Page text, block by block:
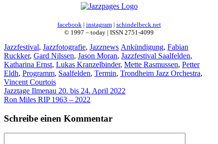
facebook | instagram| schindelbeck.net
© 1997 – today | ISSN 2751-4099
Kategorien
Jazzfestival, Jazzfotografie, Jazznews Schlagwörter
Ankündigung, Fabian
Ruckker, Gard Nilssen, Jason Moran, Jazzfestival Saalfelden,
Katharina Ernst, Lukas Kranzelbinder, Mette Rasmussen, Petter
Eldh, Programm, Saalfelden, Termin, Trondheim Jazz Orchestra,
Vincent Courtois
Jazztage Ilmenau 20. bis 24. April 2022
Ron Miles RIP 1963 – 2022
Schreibe einen Kommentar